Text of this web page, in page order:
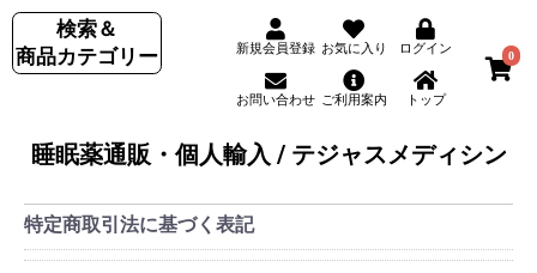
検索＆
商品カテゴリー
新規会員登録 お気に入り ログイン
お問い合わせ ご利用案内 トップ
0
睡眠薬通販・個人輸入 / テジャスメディシン
特定商取引法に基づく表記